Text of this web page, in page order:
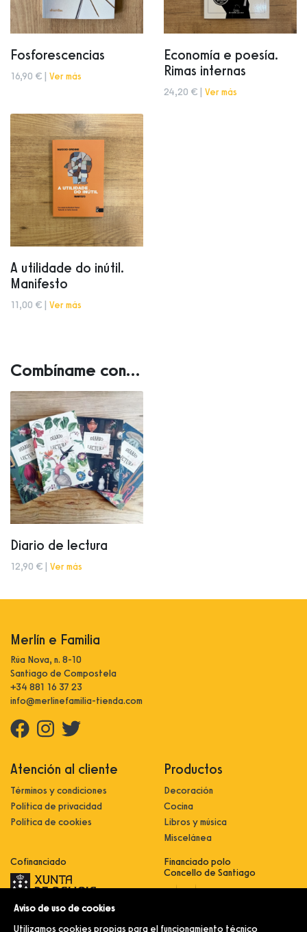
Fosforescencias
16,90 € | Ver más
Economía e poesía.
Rimas internas
24,20 € | Ver más
A utilidade do inútil.
Manifesto
11,00 € | Ver más
Combíname con...
Diario de lectura
12,90 € | Ver más
Merlín e Familia
Rúa Nova, n. 8-10
Santiago de Compostela
+34 881 16 37 23
info@merlinefamilia-tienda.com
Atención al cliente
Términos y condiciones
Política de privacidad
Política de cookies
Productos
Decoración
Cocina
Libros y música
Miscelánea
Cofinanciado
Innovación, dixitalización e
Financiado polo
Concello de Santiago
Aviso de uso de cookies
Utilizamos cookies propias para el funcionamiento técnico